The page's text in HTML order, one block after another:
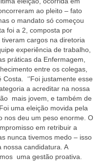
2029
ao pleito – fato
o mandato só começou
foi a 2, composta por
cargos na diretoria
experiência de trabalho,
práticas da Enfermagem,
entre os colegas,
‘’Foi justamente esse
a acreditar na nossa
mais jovem, e também de
uma eleição movida pela
nos deu um peso enorme. O
em retribuir a
nunca tivemos medo – isso
candidatura. A
uma gestão proativa.